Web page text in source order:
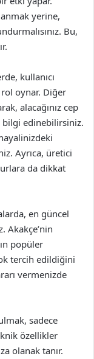
yerine,
Bu,
kullanıcı
oynar. Diğer
alacağınız cep
bilgi edinebilirsiniz.
Ayrıca, üretici
da dikkat
en güncel
Akakçe’nin
popüler
tercih edildiğini
vermenizde
sadece
özellikler
olanak tanır.